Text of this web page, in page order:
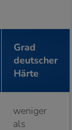
Grad
deutscher
Härte
weniger
als